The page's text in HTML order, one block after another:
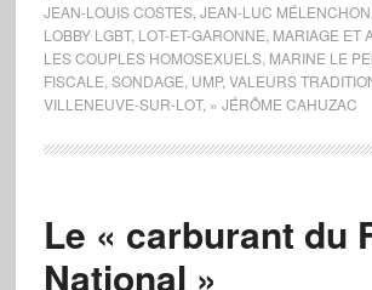
JEAN-LOUIS COSTES, JEAN-LUC MÉLENCHON
LOBBY LGBT, LOT-ET-GARONNE MARIAGE ET
LES COUPLES HOMOSEXUELS, MARINE LE
FISCALE SONDAGE UMP, VALEURS
VILLENEUVE-SUR-LOT, » JÉRÔME CAHUZAC
Le « carburant du
National »